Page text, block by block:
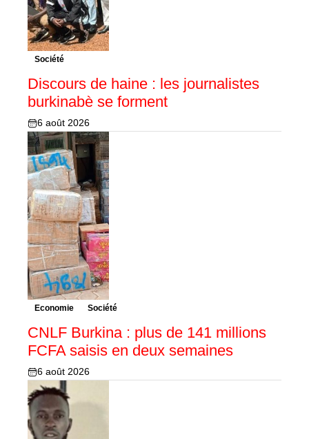
Société
Discours de haine : les journalistes
burkinabè se forment
6 août 2026
Economie Société
CNLF Burkina : plus de 141 millions
FCFA saisis en deux semaines
6 août 2026